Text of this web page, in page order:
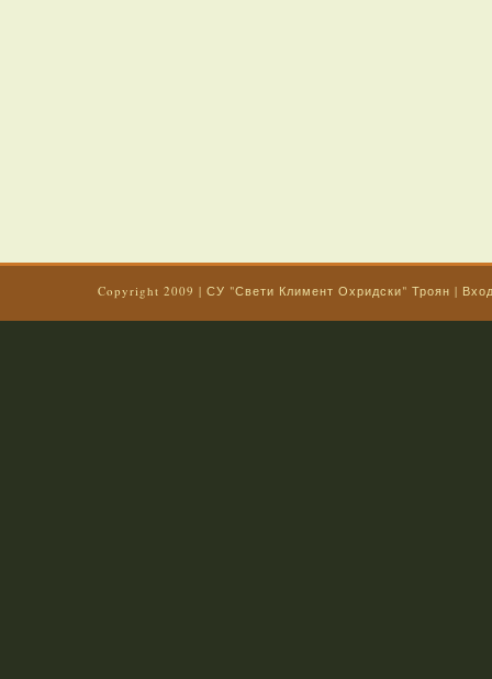
Copyright 2009 | СУ "Свети Климент Охридски" Троян |